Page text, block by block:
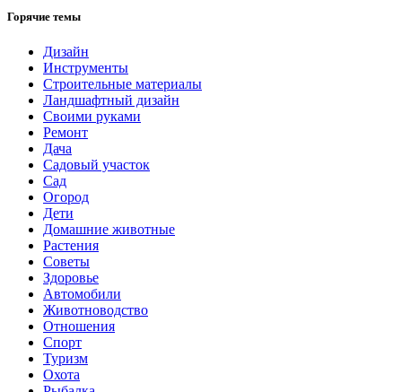
Горячие темы
Дизайн
Инструменты
Строительные материалы
Ландшафтный дизайн
Своими руками
Ремонт
Дача
Садовый участок
Сад
Огород
Дети
Домашние животные
Растения
Советы
Здоровье
Автомобили
Животноводство
Отношения
Спорт
Туризм
Охота